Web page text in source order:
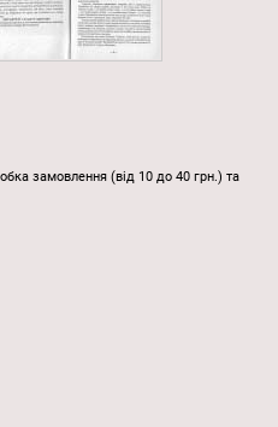
замовлення (від 10 до 40 грн.) та